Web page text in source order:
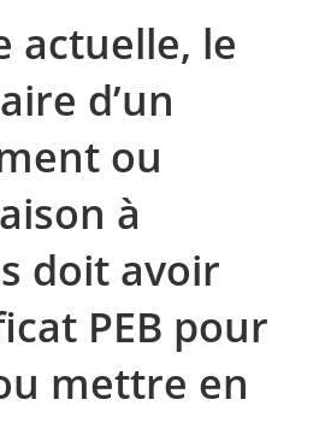
actuelle, le
d’un
ou
à
doit avoir
PEB pour
mettre en